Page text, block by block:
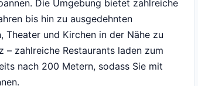
Die Umgebung bietet zahlreiche
bis hin zu ausgedehnten
Theater und Kirchen in der Nähe zu
zahlreiche Restaurants laden zum
nach 200 Metern, sodass Sie mit